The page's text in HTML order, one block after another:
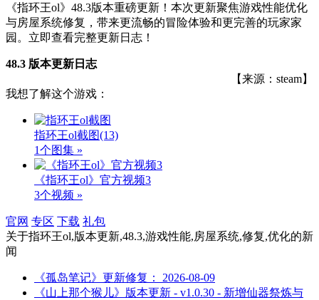
《指环王ol》48.3版本重磅更新！本次更新聚焦游戏性能优化
与房屋系统修复，带来更流畅的冒险体验和更完善的玩家家
园。立即查看完整更新日志！
48.3 版本更新日志
【来源：steam】
我想了解这个游戏：
指环王ol截图(13)
1个图集 »
《指环王ol》官方视频3
3个视频 »
官网 专区 下载 礼包
关于指环王ol,版本更新,48.3,游戏性能,房屋系统,修复,优化的新
闻
《孤岛笔记》更新修复：
2026-08-09
《山上那个猴儿》版本更新 - v1.0.30 - 新增仙器祭炼与